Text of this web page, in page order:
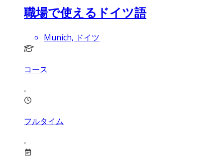
職場で使えるドイツ語
Munich, ドイツ
コース
フルタイム